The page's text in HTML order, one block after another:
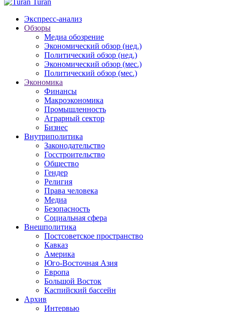
Turan
Экспресс-анализ
Обзоры
Медиа обозрение
Экономический обзор (нед.)
Политический обзор (нед.)
Экономический обзор (мес.)
Политический обзор (мес.)
Экономика
Финансы
Макроэкономика
Промышленность
Аграрный сектор
Бизнес
Внутриполитика
Законодательство
Госстроительство
Общество
Гендер
Религия
Права человека
Медиа
Безопасность
Социальная сфера
Внешполитика
Постсоветское пространство
Кавказ
Америка
Юго-Восточная Азия
Европа
Большой Восток
Каспийский бассейн
Архив
Интервью